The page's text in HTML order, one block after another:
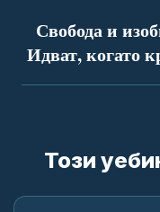
Свобода и
Идват, когато
Този